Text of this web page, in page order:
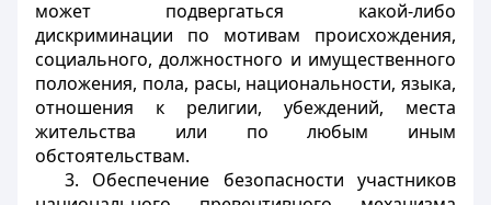
может подвергаться какой-либо
дискриминации по мотивам происхождения,
социального, должностного и имущественного
положения, пола, расы, национальности, языка,
отношения к религии, убеждений, места
жительства или по любым иным
обстоятельствам.
3. Обеспечение безопасности участников